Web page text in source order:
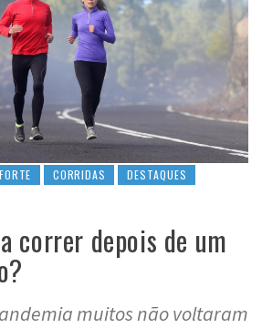
CORRIDAS
DESTAQUES
correr depois de um
muitos não voltaram